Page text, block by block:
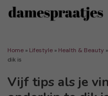
Home » Lifestyle » Health & Beauty »
dik is
Vijf tips als je